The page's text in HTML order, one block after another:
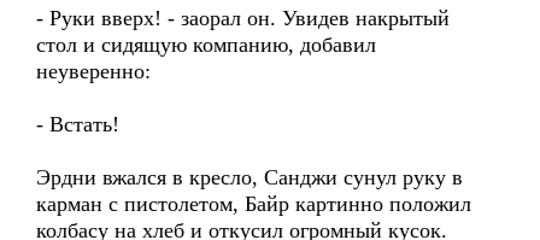
- Руки вверх! - заорал он. Увидев накрытый
стол и сидящую компанию, добавил
неуверенно:
- Встать!
Эрдни вжался в кресло, Санджи сунул руку в
карман с пистолетом, Байр картинно положил
колбасу на хлеб и откусил огромный кусок.